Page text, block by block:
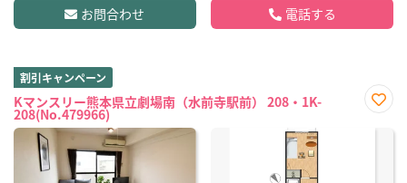
お問合わせ 電話する
割引キャンペーン
Kマンスリー熊本県立劇場南（水前寺駅前） 208・1K-
208(No.479966)
に入